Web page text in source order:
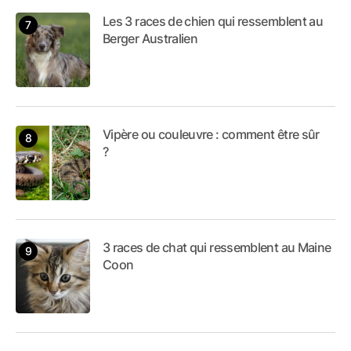
Les 3 races de chien qui ressemblent au
Berger Australien
Vipère ou couleuvre : comment être sûr
?
3 races de chat qui ressemblent au Maine
Coon